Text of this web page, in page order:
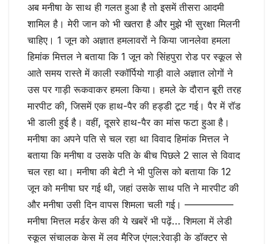
अब मनीषा के साथ ही गलत हुआ है तो इसमें तीसरा आदमी
शामिल है। मेरी जान को भी खतरा है और मुझे भी सुरक्षा मिलनी
चाहिए। 1 जून को अज्ञात हमलावरों ने किया जानलेवा हमला
हिमांक मित्तल ने बताया कि 1 जून को सिंहपुरा रोड पर स्कूल से
आते समय रास्ते में काली स्कॉर्पियो गाड़ी वाले अज्ञात लोगों ने
उस पर गाड़ी रूकवाकर हमला किया। हमले के दौरान बूरी तरह
मारपीट की, जिसमें एक हाथ-पैर की हड्डी टूट गई। पैर में रॉड
भी डाली हुई है। वहीं, दूसरे हाथ-पैर का मांस फटा हुआ है।
मनीषा का अपने पति से चल रहा था विवाद हिमांक मित्तल ने
बताया कि मनीषा व उसके पति के बीच पिछले 2 साल से विवाद
चल रहा था। मनीषा की बेटी ने भी पुलिस को बताया कि 12
जून को मनीषा घर गई थी, जहां उसके साथ पति ने मारपीट की
और मनीषा उसी दिन वापस शिमला चली गई। —————
मनीषा मित्तल मर्डर केस की ये खबरें भी पढ़ें… शिमला में लेडी
स्कूल संचालक केस में लव मैरिज एंगल:रेवाड़ी के डॉक्टर से